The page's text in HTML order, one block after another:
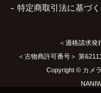
特定商取引法に基づ
＜適格請求発
＜古物商許可番号＞ 第
Copyright © カメ